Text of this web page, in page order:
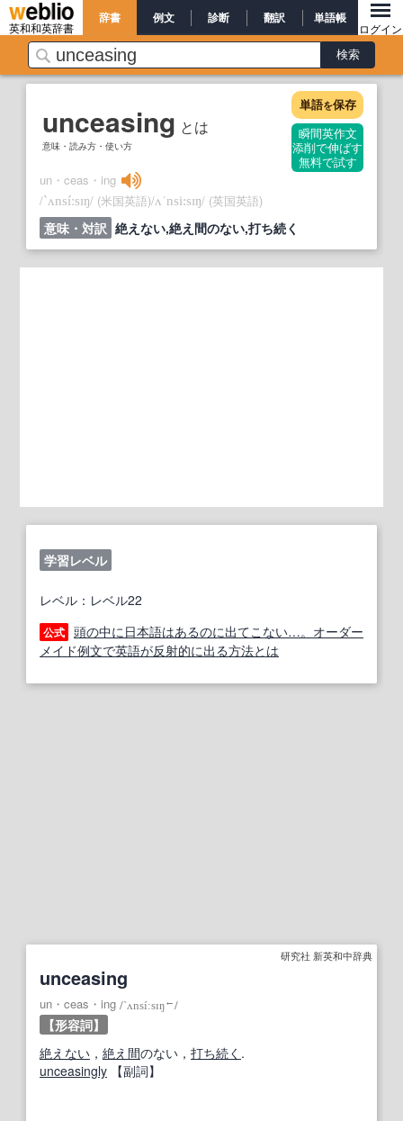
英和和英辞書
辞書 例文 診断 翻訳 単語帳
ログイン
unceasing とは
意味・読み方・使い方
単語を保存
瞬間英作文
添削で伸ばす
無料で試す
un・ceas・ing
/`ʌnsíːsɪŋ/ (米国英語)/ʌˈnsi:sɪŋ/ (英国英語)
意味・対訳 絶えない,絶え間のない,打ち続く
学習レベル
レベル：レベル22
公式 頭の中に日本語はあるのに出てこない…。オーダー
メイド例文で英語が反射的に出る方法とは
研究社 新英和中辞典
unceasing
un・ceas・ing /`ʌnsíːsɪŋ ← /
【形容詞】
絶えない ， 絶え間のない， 打ち続く .
unceasingly 【副詞】